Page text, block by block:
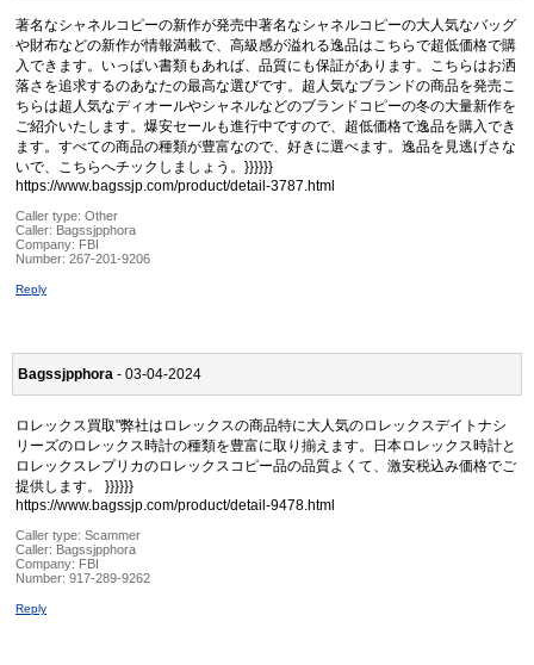
著名なシャネルコピーの新作が発売中著名なシャネルコピーの大人気なバッグ
や財布などの新作が情報満載で、高級感が溢れる逸品はこちらで超低価格で購
入できます。いっぱい書類もあれば、品質にも保証があります。こちらはお洒
落さを追求するのあなたの最高な選びです。超人気なブランドの商品を発売こ
ちらは超人気なディオールやシャネルなどのブランドコピーの冬の大量新作を
ご紹介いたします。爆安セールも進行中ですので、超低価格で逸品を購入でき
ます。すべての商品の種類が豊富なので、好きに選べます。逸品を見逃げさな
いで、こちらへチックしましょう。}}}}}}
https://www.bagssjp.com/product/detail-3787.html
Caller type: Other
Caller: Bagssjpphora
Company: FBI
Number: 267-201-9206
Reply
Bagssjpphora - 03-04-2024
ロレックス買取"弊社はロレックスの商品特に大人気のロレックスデイトナシ
リーズのロレックス時計の種類を豊富に取り揃えます。日本ロレックス時計と
ロレックスレプリカのロレックスコピー品の品質よくて、激安税込み価格でご
提供します。 }}}}}}
https://www.bagssjp.com/product/detail-9478.html
Caller type: Scammer
Caller: Bagssjpphora
Company: FBI
Number: 917-289-9262
Reply